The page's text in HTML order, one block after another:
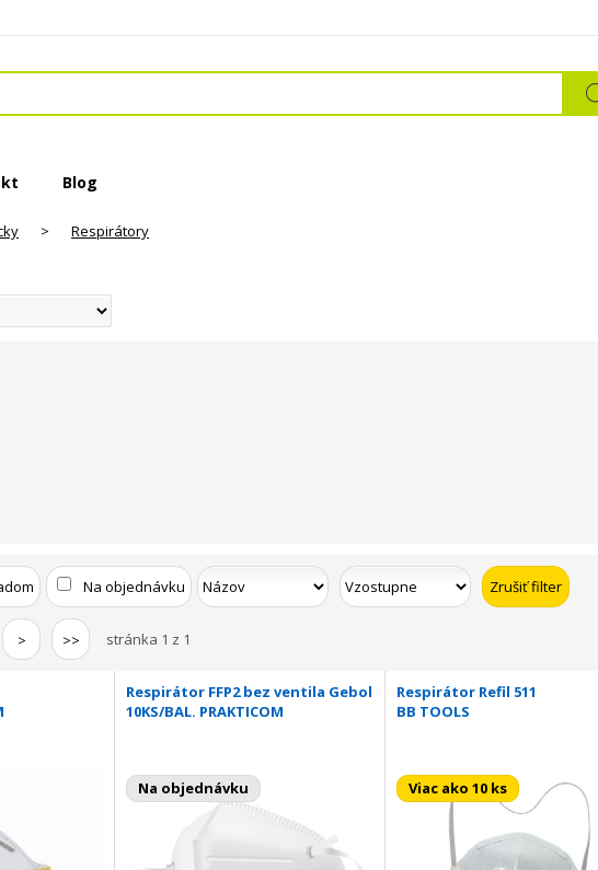
Blog
> Respirátory
Na objednávku
> >> stránka 1 z 1
Respirátor FFP2 bez ventila Gebol
10KS/BAL. PRAKTICOM
Na objednávku
Respirátor Refil 511
BB TOOLS
Viac ako 10 ks